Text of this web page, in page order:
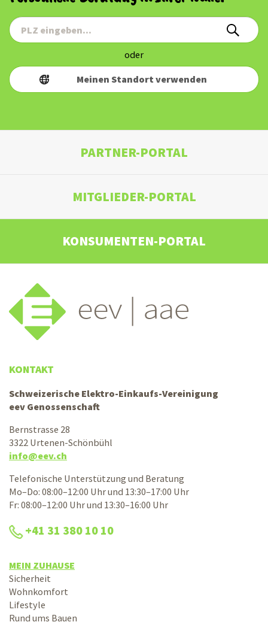
oder
Meinen Standort verwenden
PARTNER-PORTAL
MITGLIEDER-PORTAL
KONSUMENTEN-PORTAL
KONTAKT
Schweizerische Elektro-Einkaufs-Vereinigung
eev Genossenschaft
Bernstrasse 28
3322 Urtenen-Schönbühl
info@eev.ch
Telefonische Unterstützung und Beratung
Mo–Do: 08:00–12:00 Uhr und 13:30–17:00 Uhr
Fr: 08:00–12:00 Uhr und 13:30–16:00 Uhr
+41 31 380 10 10
MEIN ZUHAUSE
Sicherheit
Wohnkomfort
Lifestyle
Rund ums Bauen